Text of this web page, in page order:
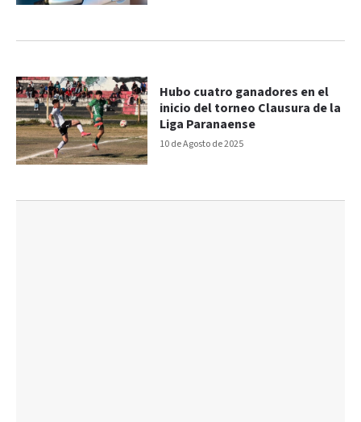
10 de Agosto de 2025
Hubo cuatro ganadores en el
inicio del torneo Clausura de la
Liga Paranaense